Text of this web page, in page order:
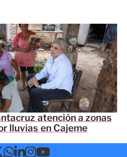
atención a zonas
lluvias en Cajeme